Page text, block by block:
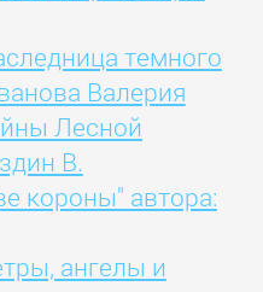
темного
Валерия
Лесной
В.
короны" автора:
ангелы и